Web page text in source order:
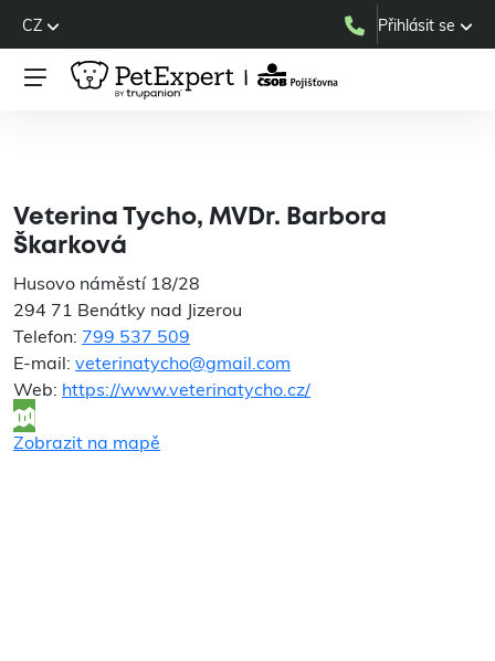
CZ Přihlásit se
Veterina Tycho, MVDr. Barbora
Škarková
Husovo náměstí 18/28
294 71 Benátky nad Jizerou
Telefon: 799 537 509
E-mail: veterinatycho@gmail.com
Web: https://www.veterinatycho.cz/
Zobrazit na mapě